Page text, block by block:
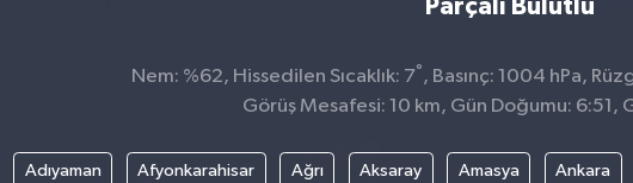
Parçalı Bulutlu
Nem: %62, Hissedilen Sıcaklık: 7° , Basınç: 1004 hPa,
Görüş Mesafesi: 10 km, Gün Doğumu: 6:51,
Adıyaman Afyonkarahisar Ağrı Aksaray Amasya Ankara